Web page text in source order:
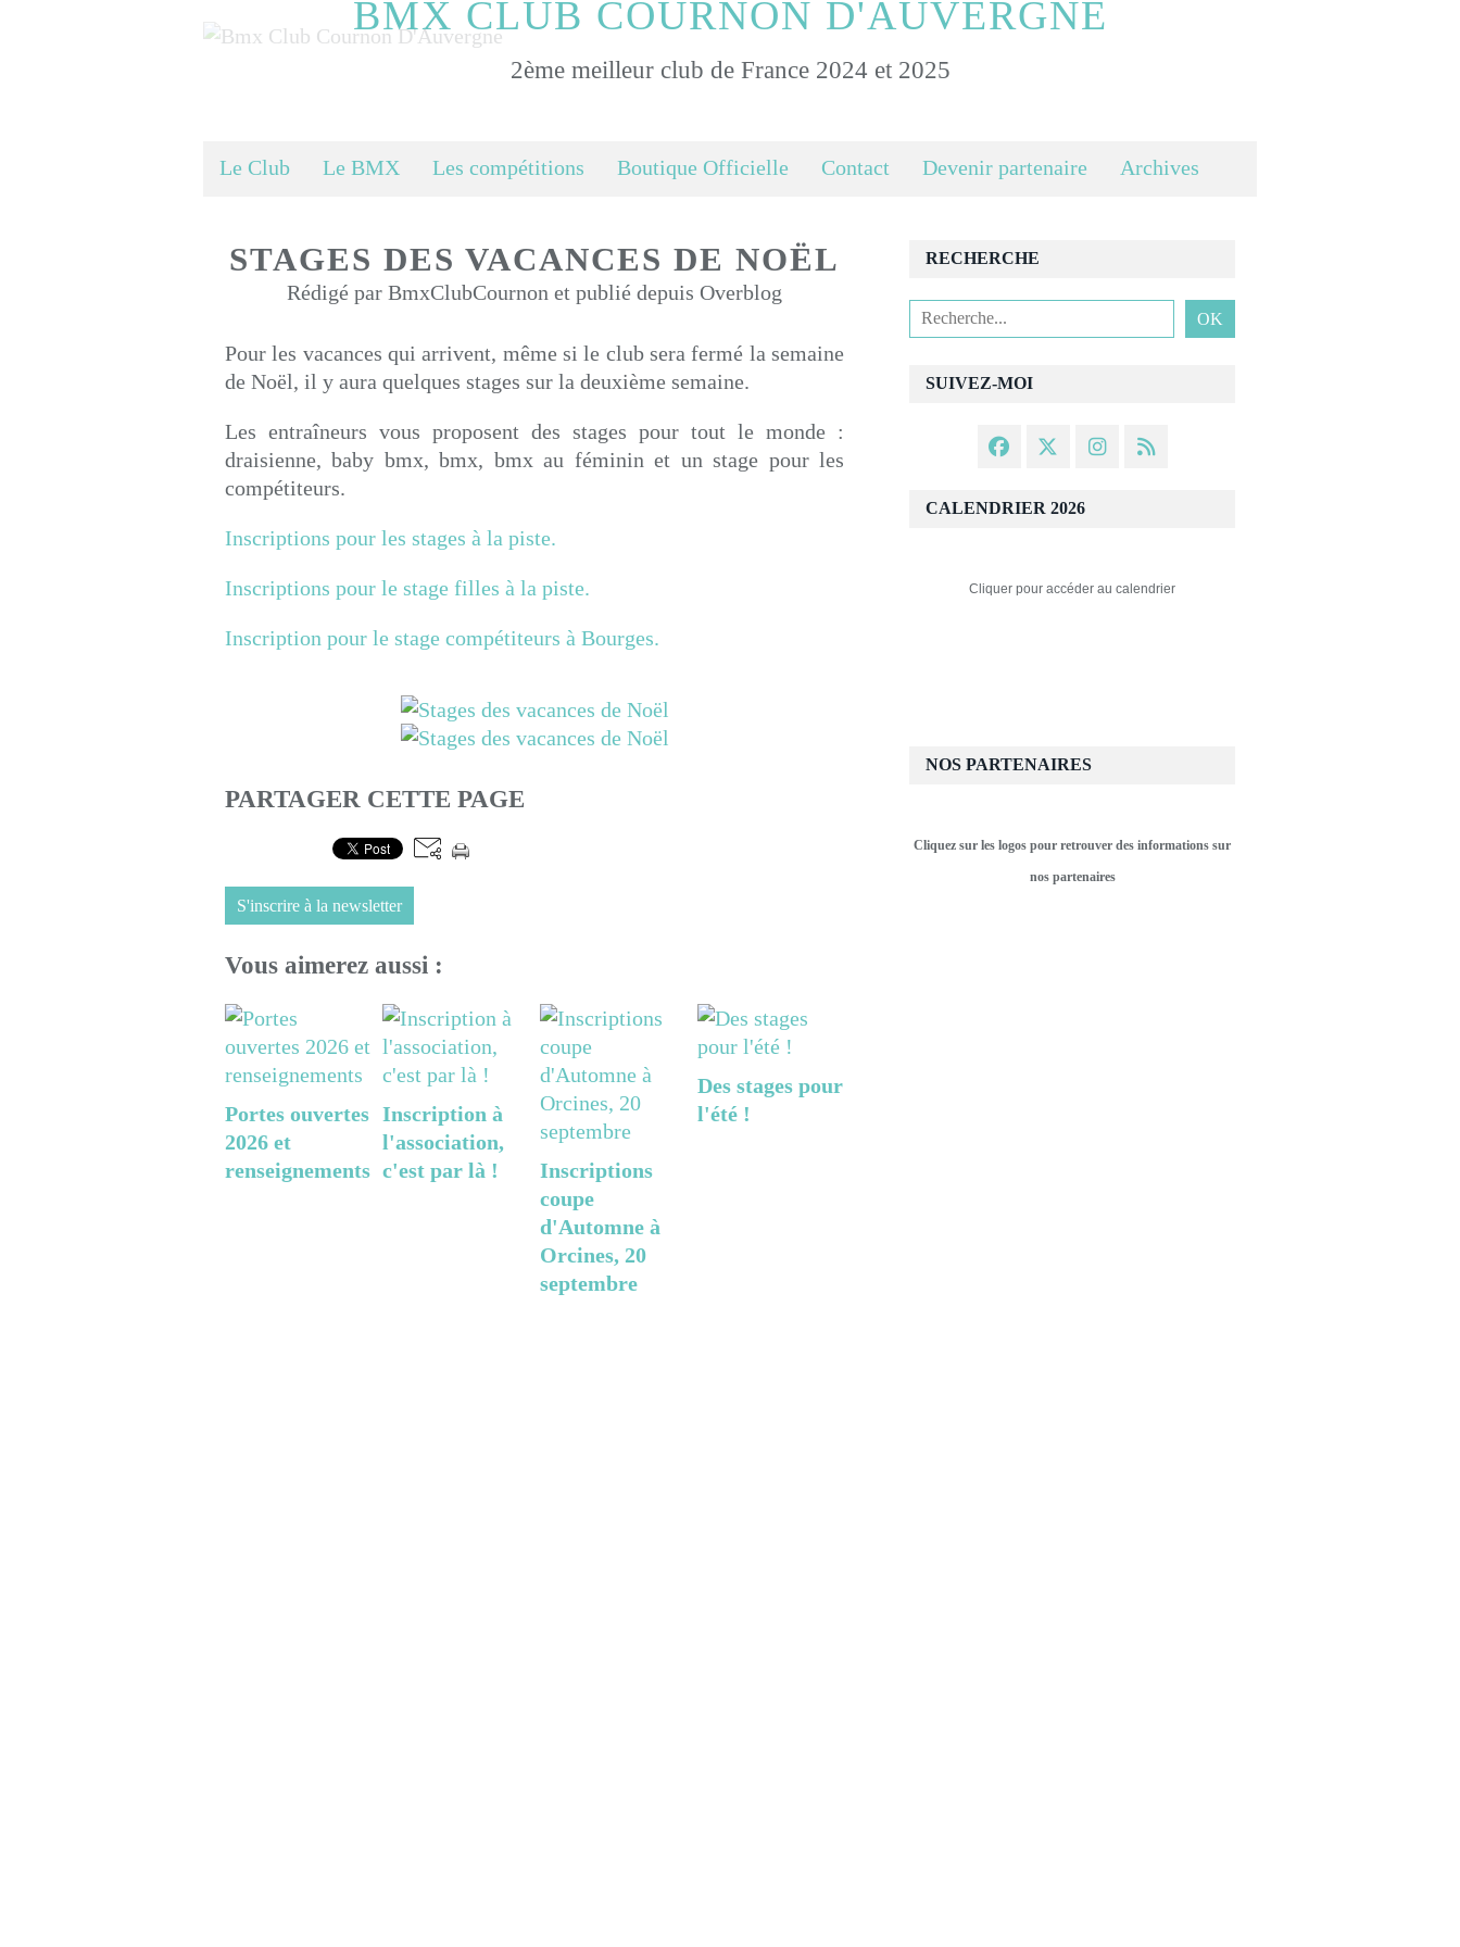
BMX CLUB COURNON D'AUVERGNE
2ème meilleur club de France 2024 et 2025
Le Club Le BMX Les compétitions Boutique Officielle Contact Devenir partenaire Archives
STAGES DES VACANCES DE NOËL
Rédigé par BmxClubCournon et publié depuis Overblog
Pour les vacances qui arrivent, même si le club sera fermé la semaine
de Noël, il y aura quelques stages sur la deuxième semaine.
Les entraîneurs vous proposent des stages pour tout le monde :
draisienne, baby bmx, bmx, bmx au féminin et un stage pour les
compétiteurs.
Inscriptions pour les stages à la piste.
Inscriptions pour le stage filles à la piste.
Inscription pour le stage compétiteurs à Bourges.
PARTAGER CETTE PAGE
S'inscrire à la newsletter
Vous aimerez aussi :
Portes ouvertes
2026 et
renseignements
Inscription à
l'association,
c'est par là !
Inscriptions
coupe
d'Automne à
Orcines, 20
septembre
Des stages pour
l'été !
SUIVEZ-MOI
RECHERCHE
CALENDRIER 2026
Cliquer pour accéder au calendrier
NOS PARTENAIRES
Cliquez sur les logos pour retrouver des informations sur
nos partenaires